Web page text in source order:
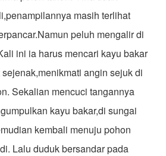
masih terlihat
peluh mengalir di
ini ia harus mencari kayu bakar
angin sejuk di
Sekalian mencuci tangannya
kayu bakar,di sungai
kembali menuju pohon
Lalu duduk bersandar pada